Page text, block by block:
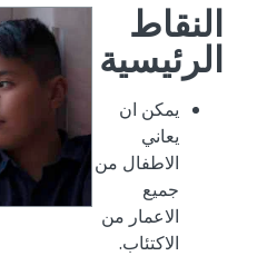
النقاط
الرئيسية
يمكن ان
يعاني
الاطفال من
جميع
الاعمار من
الاكتئاب.